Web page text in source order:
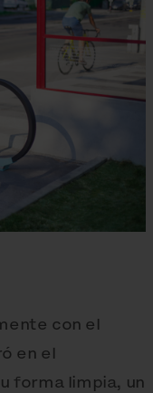
con el
en el
forma limpia, un